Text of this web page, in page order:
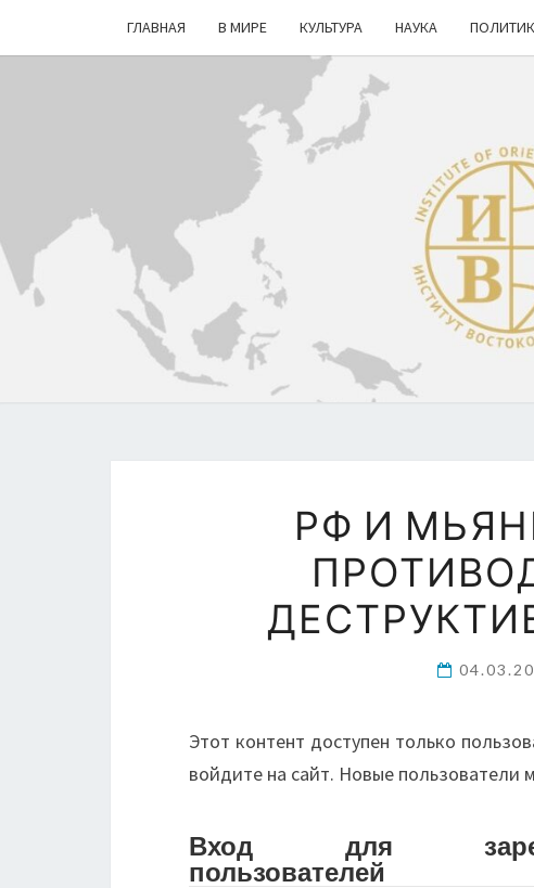
ГЛАВНАЯ В МИРЕ КУЛЬТУРА НАУКА
РФ И
Этот контент доступен только
войдите на сайт. Новые пользователи
Вход для
пользователей